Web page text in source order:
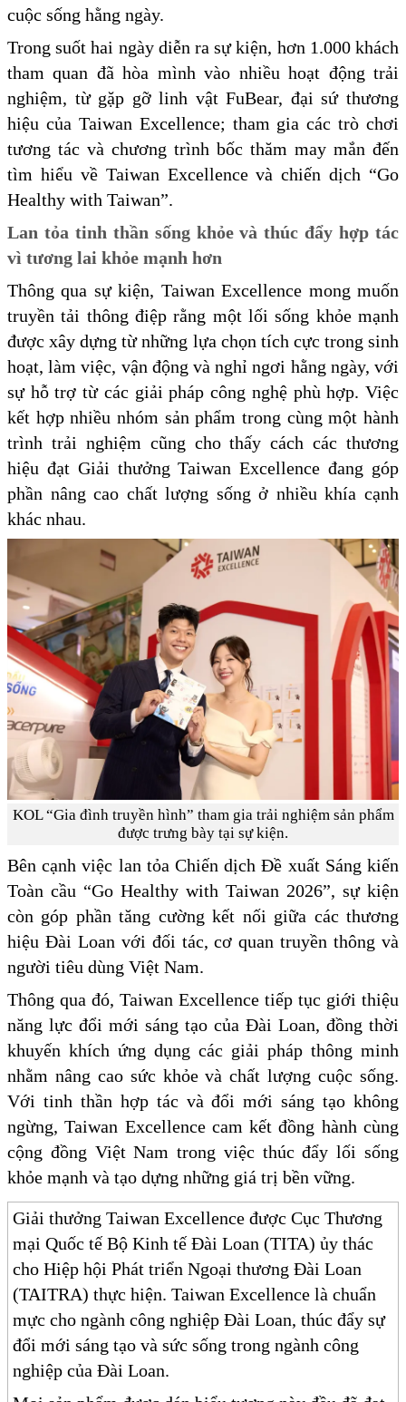
cuộc sống hằng ngày.
Trong suốt hai ngày diễn ra sự kiện, hơn 1.000 khách
tham quan đã hòa mình vào nhiều hoạt động trải
nghiệm, từ gặp gỡ linh vật FuBear, đại sứ thương
hiệu của Taiwan Excellence; tham gia các trò chơi
tương tác và chương trình bốc thăm may mắn đến
tìm hiểu về Taiwan Excellence và chiến dịch “Go
Healthy with Taiwan”.
Lan tỏa tinh thần sống khỏe và thúc đẩy hợp tác
vì tương lai khỏe mạnh hơn
Thông qua sự kiện, Taiwan Excellence mong muốn
truyền tải thông điệp rằng một lối sống khỏe mạnh
được xây dựng từ những lựa chọn tích cực trong sinh
hoạt, làm việc, vận động và nghỉ ngơi hằng ngày, với
sự hỗ trợ từ các giải pháp công nghệ phù hợp. Việc
kết hợp nhiều nhóm sản phẩm trong cùng một hành
trình trải nghiệm cũng cho thấy cách các thương
hiệu đạt Giải thưởng Taiwan Excellence đang góp
phần nâng cao chất lượng sống ở nhiều khía cạnh
khác nhau.
KOL “Gia đình truyền hình” tham gia trải nghiệm sản phẩm
được trưng bày tại sự kiện.
Bên cạnh việc lan tỏa Chiến dịch Đề xuất Sáng kiến
Toàn cầu “Go Healthy with Taiwan 2026”, sự kiện
còn góp phần tăng cường kết nối giữa các thương
hiệu Đài Loan với đối tác, cơ quan truyền thông và
người tiêu dùng Việt Nam.
Thông qua đó, Taiwan Excellence tiếp tục giới thiệu
năng lực đổi mới sáng tạo của Đài Loan, đồng thời
khuyến khích ứng dụng các giải pháp thông minh
nhằm nâng cao sức khỏe và chất lượng cuộc sống.
Với tinh thần hợp tác và đổi mới sáng tạo không
ngừng, Taiwan Excellence cam kết đồng hành cùng
cộng đồng Việt Nam trong việc thúc đẩy lối sống
khỏe mạnh và tạo dựng những giá trị bền vững.
Giải thưởng Taiwan Excellence được Cục Thương
mại Quốc tế Bộ Kinh tế Đài Loan (TITA) ủy thác
cho Hiệp hội Phát triển Ngoại thương Đài Loan
(TAITRA) thực hiện. Taiwan Excellence là chuẩn
mực cho ngành công nghiệp Đài Loan, thúc đẩy sự
đổi mới sáng tạo và sức sống trong ngành công
nghiệp của Đài Loan.